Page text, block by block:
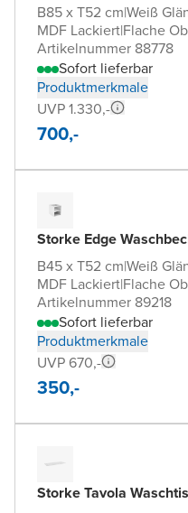
B85 x T52 cm|Weiß
MDF Lackiert|Flache
Artikelnummer 88778
Sofort lieferbar
Produktmerkmale
UVP 1.330,-
700,-
Storke Edge
B45 x T52 cm|Weiß
MDF Lackiert|Flache
Artikelnummer 89218
Sofort lieferbar
Produktmerkmale
UVP 670,-
350,-
Storke Tavola